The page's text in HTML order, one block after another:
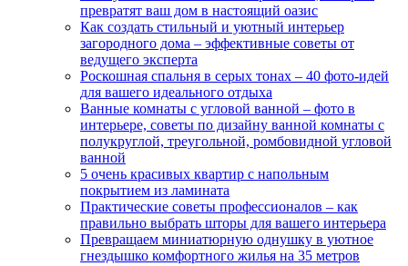
превратят ваш дом в настоящий оазис
Как создать стильный и уютный интерьер
загородного дома – эффективные советы от
ведущего эксперта
Роскошная спальня в серых тонах – 40 фото-идей
для вашего идеального отдыха
Ванные комнаты с угловой ванной – фото в
интерьере, советы по дизайну ванной комнаты с
полукруглой, треугольной, ромбовидной угловой
ванной
5 очень красивых квартир с напольным
покрытием из ламината
Практические советы профессионалов – как
правильно выбрать шторы для вашего интерьера
Превращаем миниатюрную однушку в уютное
гнездышко комфортного жилья на 35 метров